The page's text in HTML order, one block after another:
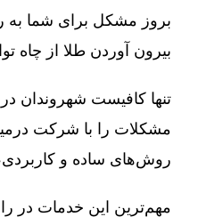
بروز مشکل برای شما به
بیرون آوردن طلا از چاه
تنها کافیست شهروندان
مشکلات را با شرکت درمیان
روش‌های ساده و
مهم‌ترین این خدمات در